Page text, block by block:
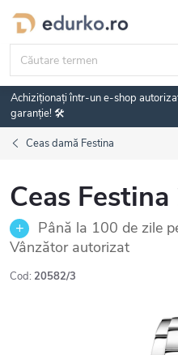
Treci
conținut
Achiziționați într-un e-shop
garanție! 🛠️
Ceas damă Festina
Ceas
Până la 100 de zile
Vânzător autorizat
Cod: 20582/3